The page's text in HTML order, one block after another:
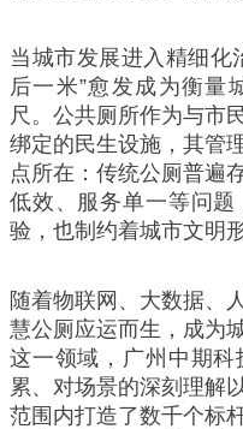
当城市发展进入精细化
后一米”愈发成为衡量
尺。公共厕所作为与市
绑定的民生设施，其管
点所在：传统公厕普遍
低效、服务单一等问
验，也制约着城市文明
随着物联网、大数据、
慧公厕应运而生，成为
这一领域，广州中期
累、对场景的深刻理解
范围内打造了数千个标